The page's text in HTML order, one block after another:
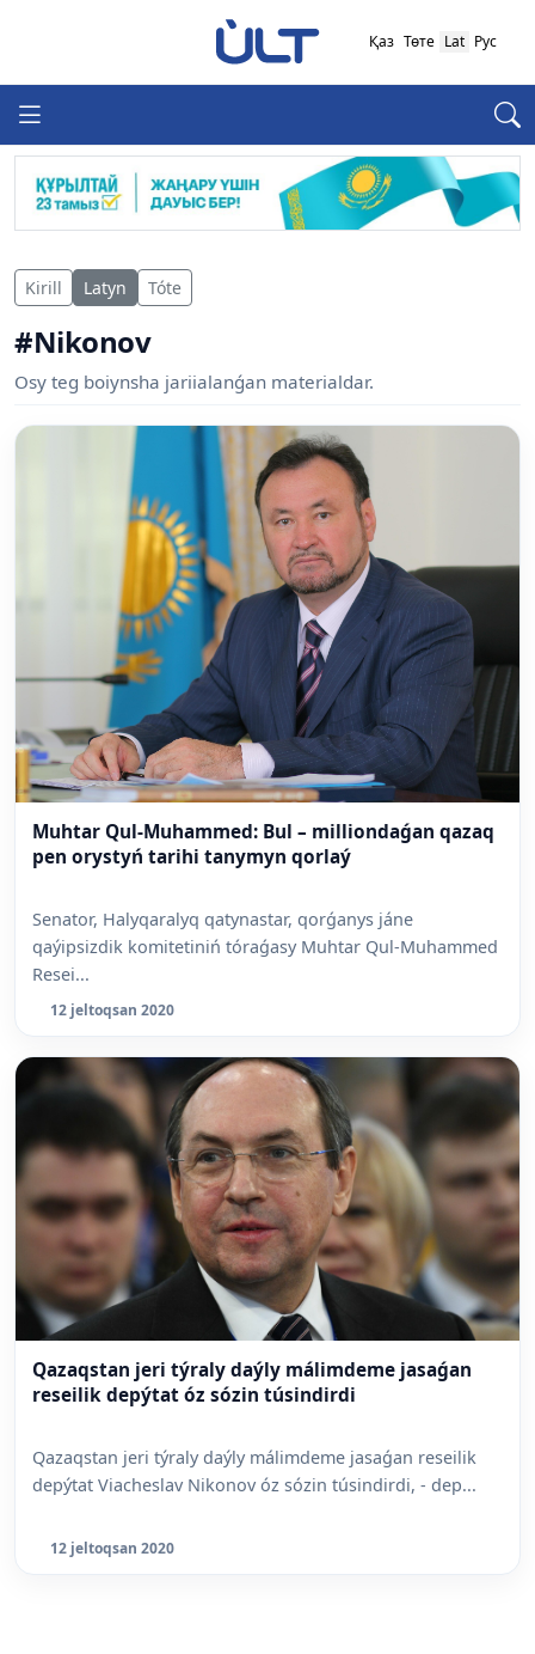
Қаз Төте Lat Рус
Kirill Latyn Tóte
#Nikonov
Osy teg boiynsha jariialanǵan materialdar.
Muhtar Qul-Muhammed: Bul – milliondaǵan qazaq
pen orystyń tarihi tanymyn qorlaý
Senator, Halyqaralyq qatynastar, qorǵanys jáne
qaýipsizdik komitetiniń tóraǵasy Muhtar Qul-Muhammed
Resei...
12 jeltoqsan 2020
Qazaqstan jeri týraly daýly málimdeme jasaǵan
reseilik depýtat óz sózin túsindirdi
Qazaqstan jeri týraly daýly málimdeme jasaǵan reseilik
depýtat Viacheslav Nikonov óz sózin túsindirdi, - dep...
12 jeltoqsan 2020